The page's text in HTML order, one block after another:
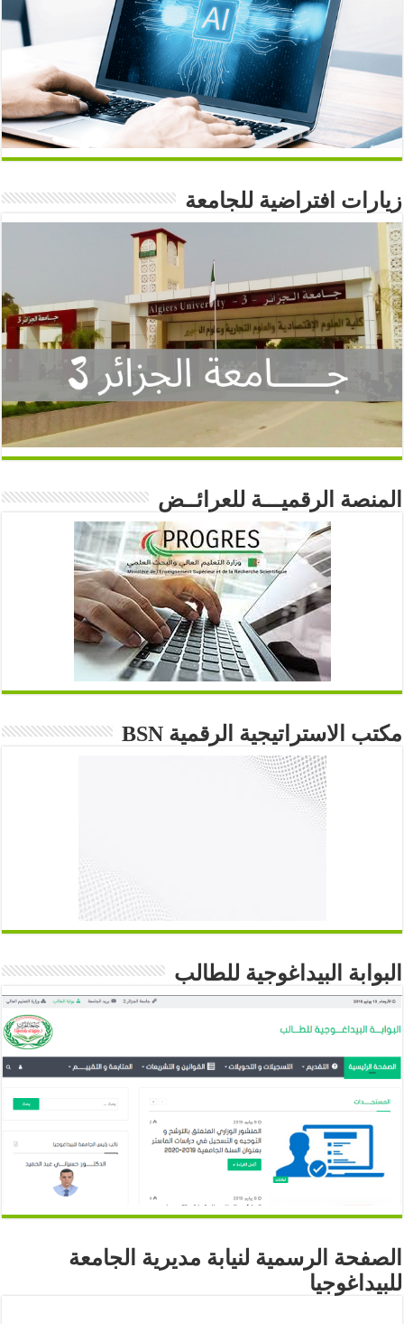
زيارات افتراضية للجامعة
المنصة الرقميـــة للعرائــض
مكتب الاستراتيجية الرقمية BSN
البوابة البيداغوجية للطالب
الصفحة الرسمية لنيابة مديرية الجامعة
للبيداغوجيا